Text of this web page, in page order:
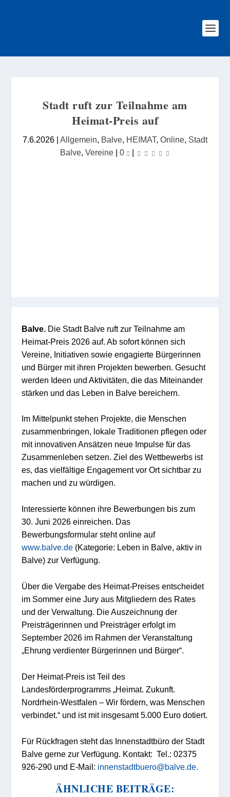
Stadt ruft zur Teilnahme am
Heimat-Preis auf
7.6.2026 | Allgemein, Balve, HEIMAT, Online, Stadt
Balve, Vereine | 0 |
Balve. Die Stadt Balve ruft zur Teilnahme am
Heimat-Preis 2026 auf. Ab sofort können sich
Vereine, Initiativen sowie engagierte Bürgerinnen
und Bürger mit ihren Projekten bewerben. Gesucht
werden Ideen und Aktivitäten, die das Miteinander
stärken und das Leben in Balve bereichern.
Im Mittelpunkt stehen Projekte, die Menschen
zusammenbringen, lokale Traditionen pflegen oder
mit innovativen Ansätzen neue Impulse für das
Zusammenleben setzen. Ziel des Wettbewerbs ist
es, das vielfältige Engagement vor Ort sichtbar zu
machen und zu würdigen.
Interessierte können ihre Bewerbungen bis zum
30. Juni 2026 einreichen. Das
Bewerbungsformular steht onlineauf
www.balve.de (Kategorie: Leben in Balve,aktiv in
Balve)zur Verfügung.
Über die Vergabe des Heimat-Preises entscheidet
im Sommer eine Jury aus Mitgliedern des Rates
und der Verwaltung. Die Auszeichnung der
Preisträgerinnen und Preisträger erfolgt im
September 2026 im Rahmen der Veranstaltung
„Ehrung verdienter Bürgerinnen und Bürger“.
Der Heimat-Preis ist Teil des
Landesförderprogramms „Heimat. Zukunft.
Nordrhein-Westfalen – Wir fördern, was Menschen
verbindet.“ und ist mit insgesamt 5.000 Euro dotiert.
Für Rückfragen steht das Innenstadtbüro der Stadt
Balvegerne zur Verfügung. Kontakt:Tel.: 02375
926-290 und E-Mail: innenstadtbuero@balve.de.
ÄHNLICHE BEITRÄGE: